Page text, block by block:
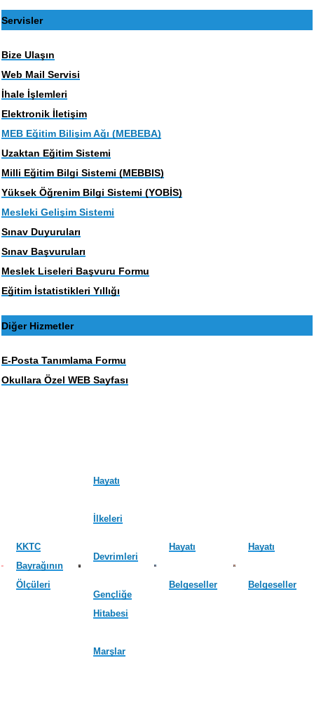
Servisler
Bize Ulaşın
Web Mail Servisi
İhale İşlemleri
Elektronik İletişim
MEB Eğitim Bilişim Ağı (MEBEBA)
Uzaktan Eğitim Sistemi
Milli Eğitim Bilgi Sistemi (MEBBIS)
Yüksek Öğrenim Bilgi Sistemi (YOBİS)
Mesleki Gelişim Sistemi
Sınav Duyuruları
Sınav Başvuruları
Meslek Liseleri Başvuru Formu
Eğitim İstatistikleri Yıllığı
Diğer Hizmetler
E-Posta Tanımlama Formu
Okullara Özel WEB Sayfası
KKTC
Bayrağının
Ölçüleri
Hayatı
İlkeleri
Devrimleri
Gençliğe
Hitabesi
Marşlar
Hayatı
Belgeseller
Hayatı
Belgeseller